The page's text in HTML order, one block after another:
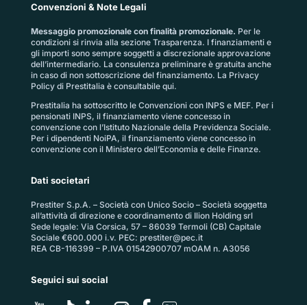
Convenzioni & Note Legali
Messaggio promozionale con finalità promozionale. Per le
condizioni si rinvia alla sezione Trasparenza. I finanziamenti e
gli importi sono sempre soggetti a discrezionale approvazione
dell’intermediario. La consulenza preliminare è gratuita anche
in caso di non sottoscrizione del finanziamento. La Privacy
Policy di Prestitalia è consultabile qui.
Prestitalia ha sottoscritto le Convenzioni con INPS e MEF. Per i
pensionati INPS, il finanziamento viene concesso in
convenzione con l’Istituto Nazionale della Previdenza Sociale.
Per i dipendenti NoiPA, il finanziamento viene concesso in
convenzione con il Ministero dell’Economia e delle Finanze.
Dati societari
Prestiter S.p.A. – Società con Unico Socio – Società soggetta
all’attività di direzione e coordinamento di Ilion Holding srl
Sede legale: Via Corsica, 57 – 86039 Termoli (CB) Capitale
Sociale €600.000 i.v. PEC: prestiter@pec.it
REA CB-116399 – P.IVA 01542900707 mOAM n. A3056
Seguici sui social